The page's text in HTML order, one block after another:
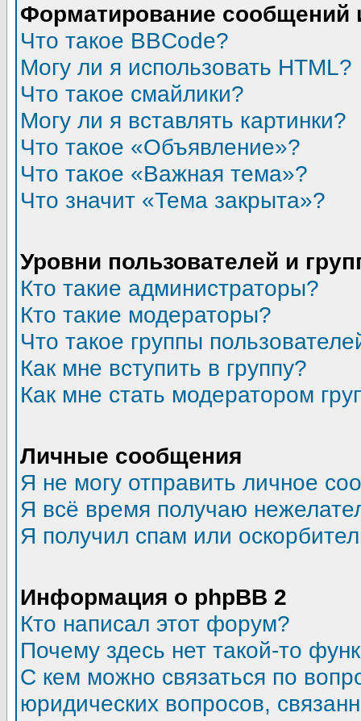
Форматирование сообщений
Что такое BBCode?
Могу ли я использовать HTML?
Что такое смайлики?
Могу ли я вставлять картинки?
Что такое «Объявление»?
Что такое «Важная тема»?
Что значит «Тема закрыта»?
Уровни пользователей и
Кто такие администраторы?
Кто такие модераторы?
Что такое группы
Как мне вступить в группу?
Как мне стать модератором
Личные сообщения
Я не могу отправить личное
Я всё время получаю
Я получил спам или
Информация о phpBB 2
Кто написал этот форум?
Почему здесь нет такой-то
С кем можно связаться по
юридических вопросов,